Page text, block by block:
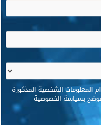
المعلومات الشخصية المذكورة
بسياسة الخصوصية